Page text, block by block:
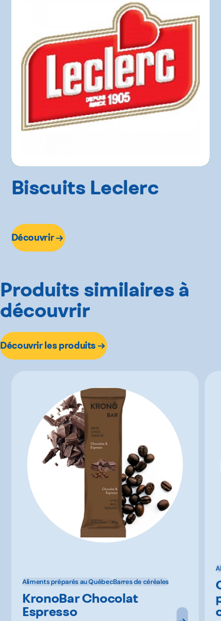
Biscuits Leclerc
Découvrir
Produits similaires à
découvrir
Découvrir les produits
Aliments préparés au QuébecBarres de céréales
KronoBar Chocolat
Espresso